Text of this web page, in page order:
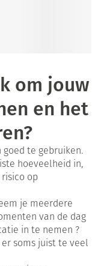
om jouw
en het
te gebruiken.
hoeveelheid in,
op
je meerdere
van de dag
in te nemen ?
soms juist te veel